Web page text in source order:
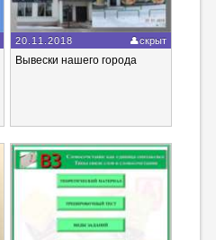
20.11.2018 скрыт
Вывески нашего города